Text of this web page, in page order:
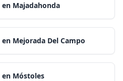
Majadahonda
Mejorada Del Campo
en Móstoles